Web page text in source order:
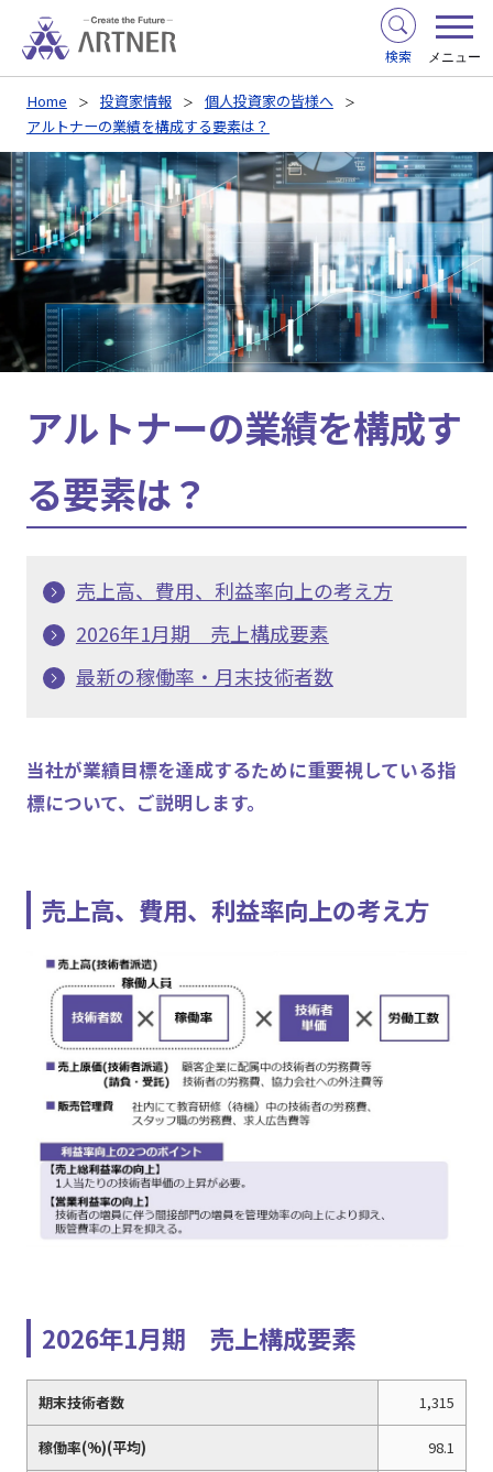
検索 メニュー
Home 投資家情報
個人投資家の皆様へ
アルトナーの業績を構成する要素は？
アルトナーの業績を構成す
る要素は？
売上高、費用、利益率向上の考え方
2026年1月期 売上構成要素
最新の稼働率・月末技術者数
当社が業績目標を達成するために重要視している指
標について、ご説明します。
売上高、費用、利益率向上の考え方
2026年1月期 売上構成要素
期末技術者数 1,315
稼働率(%)(平均) 98.1